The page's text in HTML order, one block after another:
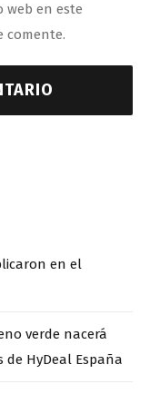
web en este
comente.
en el
verde nacerá
HyDeal España